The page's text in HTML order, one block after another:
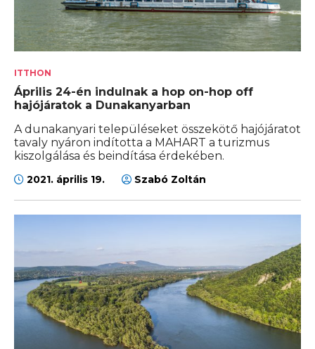
ITTHON
Április 24-én indulnak a hop on-hop off
hajójáratok a Dunakanyarban
A dunakanyari településeket összekötő hajójáratot
tavaly nyáron indította a MAHART a turizmus
kiszolgálása és beindítása érdekében.
2021. április 19. Szabó Zoltán